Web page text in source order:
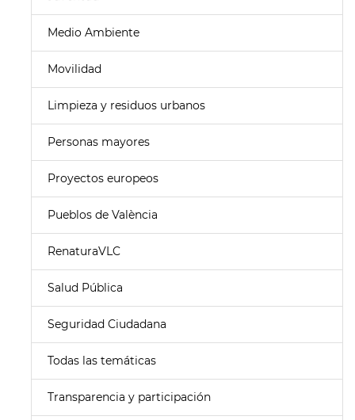
Medio Ambiente
Movilidad
Limpieza y residuos urbanos
Personas mayores
Proyectos europeos
Pueblos de València
RenaturaVLC
Salud Pública
Seguridad Ciudadana
Todas las temáticas
Transparencia y participación